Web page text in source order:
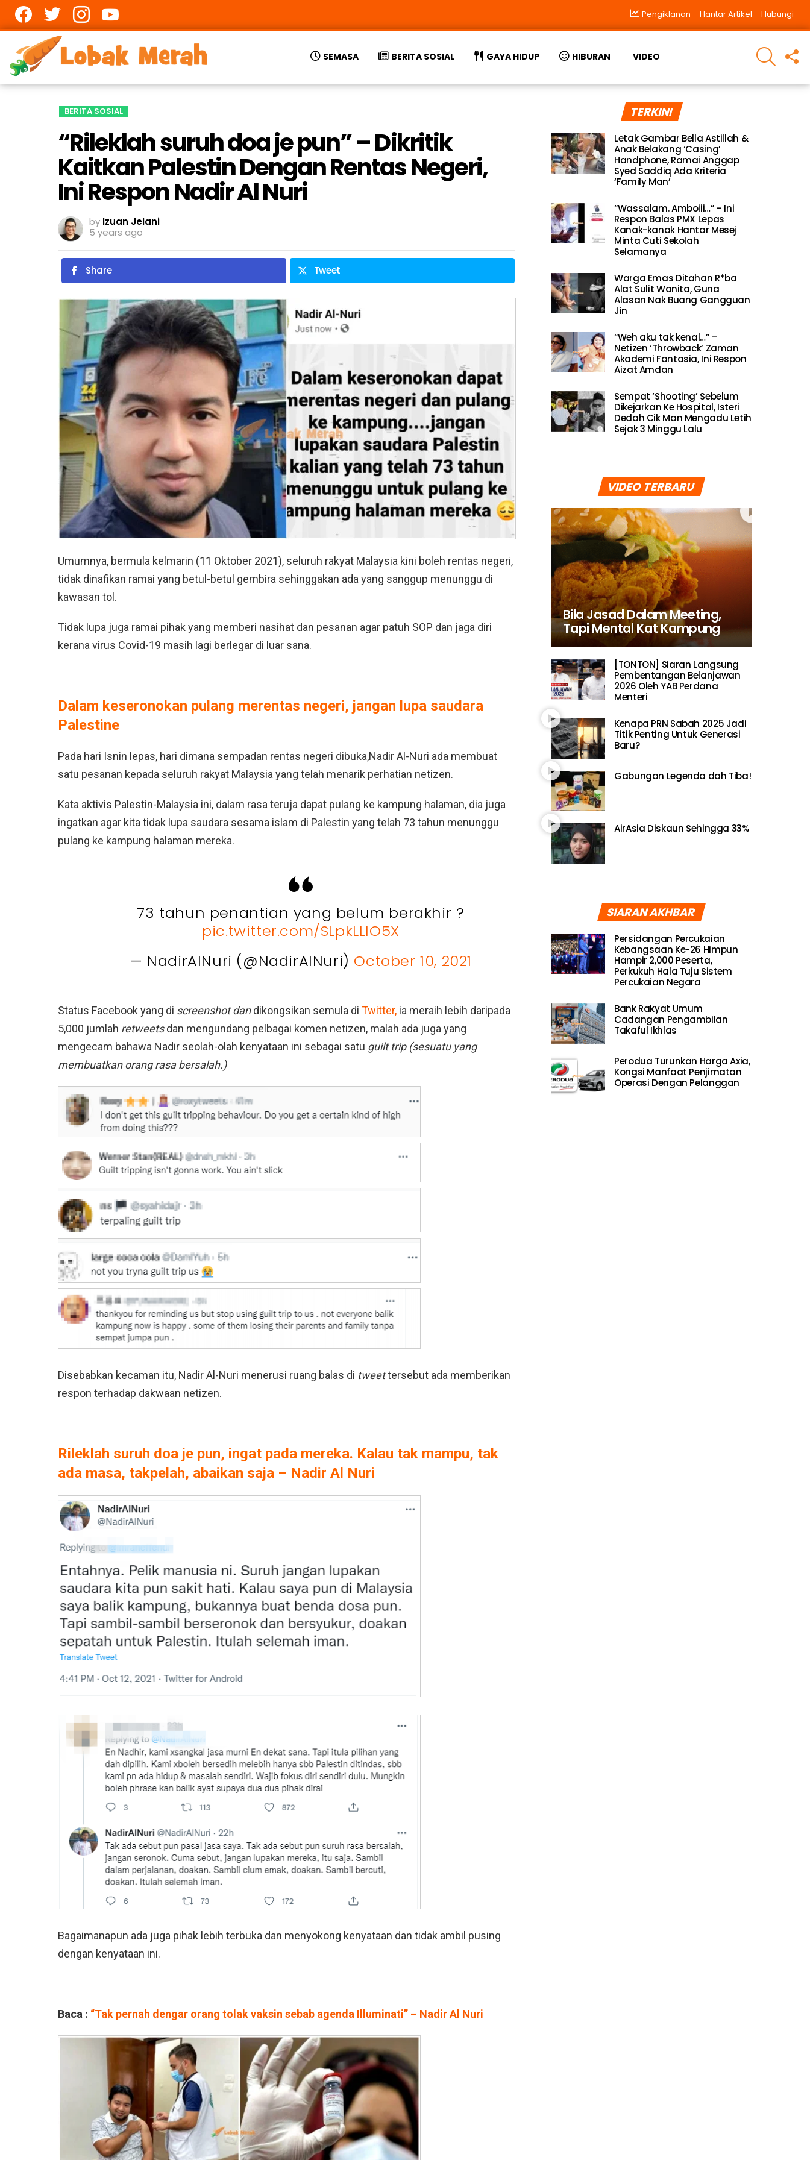
Pengiklanan Hantar Artikel Hubungi
SEMASA BERITA SOSIAL GAYA HIDUP HIBURAN VIDEO
SEARCH
BERITA SOSIAL
“Rileklah suruh doa je pun” – Dikritik
Kaitkan Palestin Dengan Rentas Negeri,
Ini Respon Nadir Al Nuri
by Izuan Jelani
5 years ago
Share Tweet
Umumnya, bermula kelmarin (11 Oktober 2021), seluruh rakyat Malaysia kini boleh rentas negeri,
tidak dinafikan ramai yang betul-betul gembira sehinggakan ada yang sanggup menunggu di
kawasan tol.
Tidak lupa juga ramai pihak yang memberi nasihat dan pesanan agar patuh SOP dan jaga diri
kerana virus Covid-19 masih lagi berlegar di luar sana.
Dalam keseronokan pulang merentas negeri, jangan lupa saudara
Palestine
Pada hari Isnin lepas, hari dimana sempadan rentas negeri dibuka,Nadir Al-Nuri ada membuat
satu pesanan kepada seluruh rakyat Malaysia yang telah menarik perhatian netizen.
Kata aktivis Palestin-Malaysia ini, dalam rasa teruja dapat pulang ke kampung halaman, dia juga
ingatkan agar kita tidak lupa saudara sesama islam di Palestin yang telah 73 tahun menunggu
pulang ke kampung halaman mereka.
73 tahun penantian yang belum berakhir ?
pic.twitter.com/SLpkLLIO5X
— NadirAlNuri (@NadirAlNuri) October 10, 2021
Status Facebook yang di screenshot dandikongsikan semula di Twitter, ia meraih lebih daripada
5,000 jumlah retweetsdan mengundang pelbagai komen netizen, malah ada juga yang
mengecam bahawa Nadir seolah-olah kenyataan ini sebagai satu guilt trip (sesuatu yang
membuatkan orang rasa bersalah.)
Disebabkan kecaman itu, Nadir Al-Nuri menerusi ruang balas di tweettersebut ada memberikan
respon terhadap dakwaan netizen.
Rileklah suruh doa je pun, ingat pada mereka. Kalau tak mampu, tak
ada masa, takpelah, abaikan saja – Nadir Al Nuri
Bagaimanapun ada juga pihak lebih terbuka dan menyokong kenyataan dan tidak ambil pusing
dengan kenyataan ini.
Baca : “Tak pernah dengar orang tolak vaksin sebab agenda Illuminati” – Nadir Al Nuri
TERKINI
Letak Gambar Bella Astillah &
Anak Belakang ‘Casing’
Handphone, Ramai Anggap
Syed Saddiq Ada Kriteria
‘Family Man’
“Wassalam. Amboiii…” – Ini
Respon Balas PMX Lepas
Kanak-kanak Hantar Mesej
Minta Cuti Sekolah
Selamanya
Warga Emas Ditahan R*ba
Alat Sulit Wanita, Guna
Alasan Nak Buang Gangguan
Jin
“Weh aku tak kenal…” –
Netizen ‘Throwback’ Zaman
Akademi Fantasia, Ini Respon
Aizat Amdan
Sempat ‘Shooting’ Sebelum
Dikejarkan Ke Hospital, Isteri
Dedah Cik Man Mengadu Letih
Sejak 3 Minggu Lalu
VIDEO TERBARU
Bila Jasad Dalam Meeting,
Tapi Mental Kat Kampung
[TONTON] Siaran Langsung
Pembentangan Belanjawan
2026 Oleh YAB Perdana
Menteri
Kenapa PRN Sabah 2025 Jadi
Titik Penting Untuk Generasi
Baru?
Gabungan Legenda dah Tiba!
AirAsia Diskaun Sehingga 33%
SIARAN AKHBAR
Persidangan Percukaian
Kebangsaan Ke-26 Himpun
Hampir 2,000 Peserta,
Perkukuh Hala Tuju Sistem
Percukaian Negara
Bank Rakyat Umum
Cadangan Pengambilan
Takaful Ikhlas
Perodua Turunkan Harga Axia,
Kongsi Manfaat Penjimatan
Operasi Dengan Pelanggan